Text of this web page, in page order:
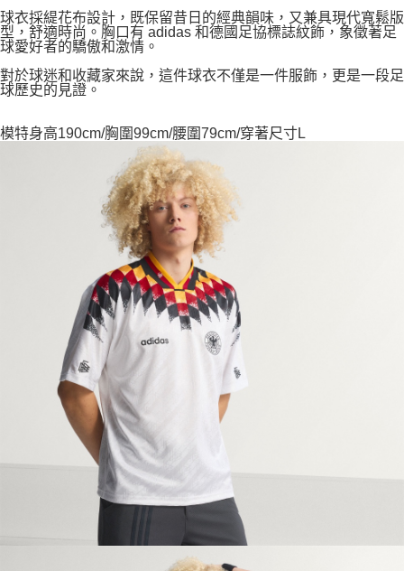
球衣採緹花布設計，既保留昔日的經典韻味，又兼具現代寬鬆版
型，舒適時尚。胸口有 adidas 和德國足協標誌紋飾，象徵著足
球愛好者的驕傲和激情。
對於球迷和收藏家來說，這件球衣不僅是一件服飾，更是一段足
球歷史的見證。
模特身高190cm/胸圍99cm/腰圍79cm/穿著尺寸L